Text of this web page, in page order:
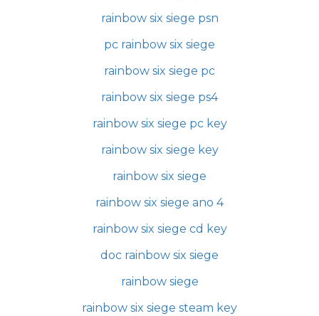
rainbow six siege psn
pc rainbow six siege
rainbow six siege pc
rainbow six siege ps4
rainbow six siege pc key
rainbow six siege key
rainbow six siege
rainbow six siege ano 4
rainbow six siege cd key
doc rainbow six siege
rainbow siege
rainbow six siege steam key